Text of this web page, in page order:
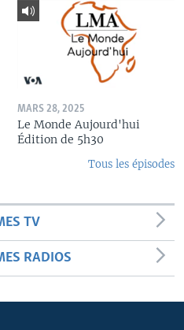
MARS 28, 2025
Le Monde Aujourd'hui
Édition de 5h30
Tous les épisodes
TV
RADIOS